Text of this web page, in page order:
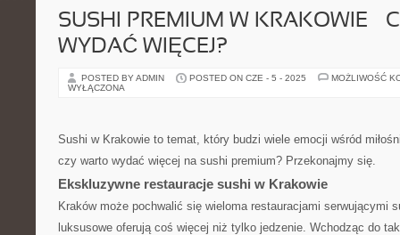
SUSHI PREMIUM W KRAKOWIE –
WYDAĆ WIĘCEJ?
POSTED BY ADMIN POSTED ON CZE - 5 - 2025
MOŻLIWOŚĆ
WYŁĄCZONA
Sushi w Krakowie to temat, który budzi wiele emocji wśród
czy warto wydać więcej na sushi premium? Przekonajmy się.
Ekskluzywne restauracje sushi w Krakowie
Kraków może pochwalić się wieloma restauracjami serwującymi
luksusowe oferują coś więcej niż tylko jedzenie. Wchodząc do